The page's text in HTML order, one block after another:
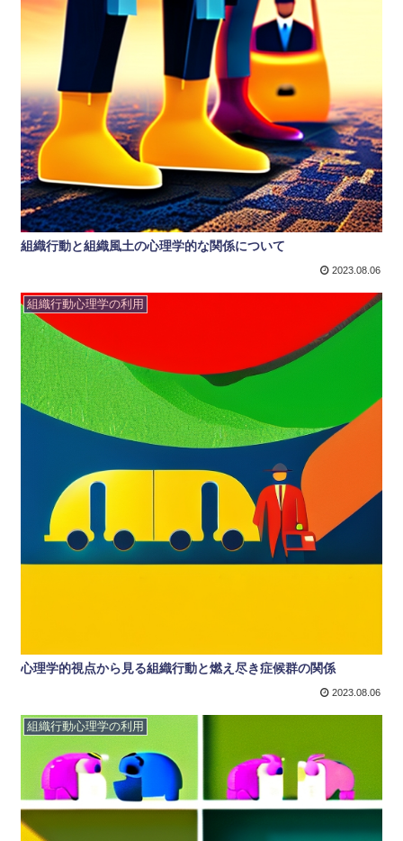
組織行動と組織風土の心理学的な関係について
2023.08.06
組織行動心理学の利用
心理学的視点から見る組織行動と燃え尽き症候群の関係
2023.08.06
組織行動心理学の利用